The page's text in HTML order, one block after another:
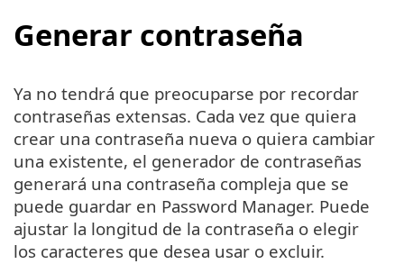
Generar contraseña
Ya no tendrá que preocuparse por recordar
contraseñas extensas. Cada vez que quiera
crear una contraseña nueva o quiera cambiar
una existente, el generador de contraseñas
generará una contraseña compleja que se
puede guardar en Password Manager. Puede
ajustar la longitud de la contraseña o elegir
los caracteres que desea usar o excluir.